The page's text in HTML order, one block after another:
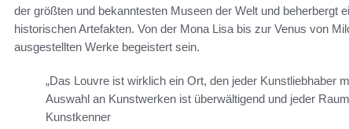
der größten und bekanntesten Museen der Welt und beherbergt
historischen Artefakten. Von der Mona Lisa bis zur Venus von
ausgestellten Werke begeistert sein.
„Das Louvre ist wirklich ein Ort, den jeder Kunstliebhaber
Auswahl an Kunstwerken ist überwältigend und jeder
Kunstkenner